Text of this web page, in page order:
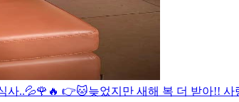
사..💦🌹🔥 👉🐱늦었지만 새해 복 더 받아!! 사